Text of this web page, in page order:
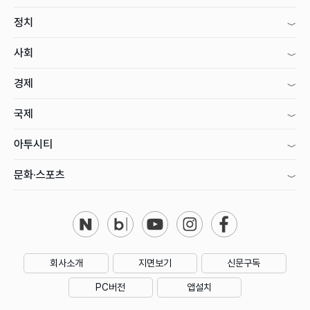
정치
사회
경제
국제
아투시티
문화·스포츠
회사소개 지면보기 신문구독
PC버전 앱설치